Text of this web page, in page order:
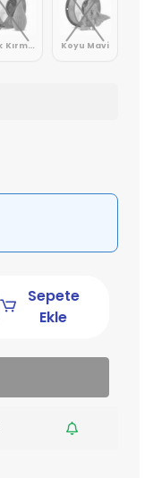
Açık Kırmızı Koyu Mavi
Sepete
Ekle